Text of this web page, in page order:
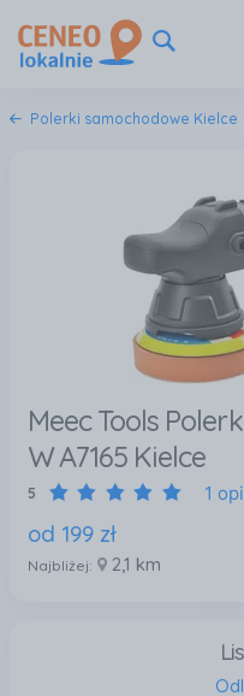
Polerki samochodowe Kielce
Meec Tools
W A7165 Kielce
5 1
od 199 zł
Najbliżej: 2,1 km